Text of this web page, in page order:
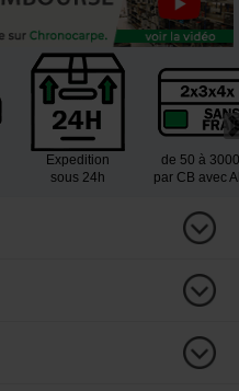
Expedition
sous 24h
de 50 à
par CB avec